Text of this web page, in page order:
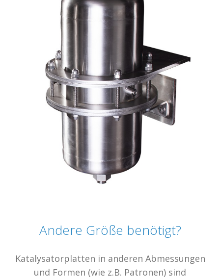
Andere Größe benötigt?
Katalysatorplatten in anderen Abmessungen
und Formen (wie z.B. Patronen) sind